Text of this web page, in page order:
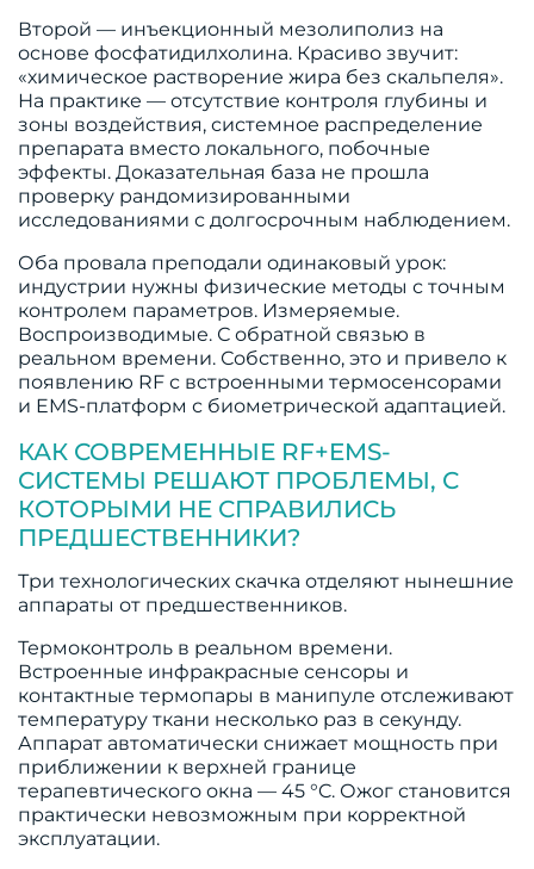
Второй — инъекционный мезолиполиз на
основе фосфатидилхолина. Красиво звучит:
«химическое растворение жира без скальпеля».
На практике — отсутствие контроля глубины и
зоны воздействия, системное распределение
препарата вместо локального, побочные
эффекты. Доказательная база не прошла
проверку рандомизированными
исследованиями с долгосрочным наблюдением.
Оба провала преподали одинаковый урок:
индустрии нужны физические методы с точным
контролем параметров. Измеряемые.
Воспроизводимые. С обратной связью в
реальном времени. Собственно, это и привело к
появлению RF с встроенными термосенсорами
и EMS-платформ с биометрической адаптацией.
КАК СОВРЕМЕННЫЕ RF+EMS-
СИСТЕМЫ РЕШАЮТ ПРОБЛЕМЫ, С
КОТОРЫМИ НЕ СПРАВИЛИСЬ
ПРЕДШЕСТВЕННИКИ?
Три технологических скачка отделяют нынешние
аппараты от предшественников.
Термоконтроль в реальном времени.
Встроенные инфракрасные сенсоры и
контактные термопары в манипуле отслеживают
температуру ткани несколько раз в секунду.
Аппарат автоматически снижает мощность при
приближении к верхней границе
терапевтического окна — 45 °C. Ожог становится
практически невозможным при корректной
эксплуатации.